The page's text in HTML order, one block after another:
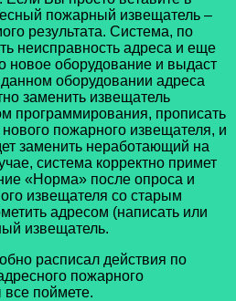
пожарный извещатель –
результата. Система, по
неисправность адреса и еще
новое оборудование и выдаст
оборудовании адреса
заменить извещатель
программирования, прописать
пожарного извещателя, и
заменить неработающий на
система корректно примет
«Норма» после опроса и
извещателя со старым
адресом (написать или
извещатель.
расписал действия по
пожарного
поймете.